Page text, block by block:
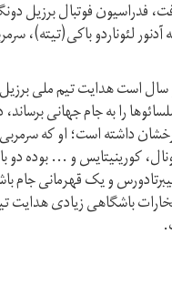
فدراسیون فوتبال برزیل
لئوناردو باکی(تیته)،
که دو سال است هدایت تیم ملی
را به جام جهانی
داشته است؛ او که
کورینیتایس و ... بوده دو
و یک قهرمانی جام
باشگاهی زیادی هدایت